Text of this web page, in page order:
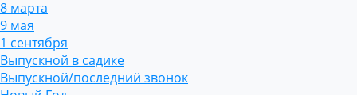
8 марта
9 мая
1 сентября
Выпускной в садике
Выпускной/последний звонок